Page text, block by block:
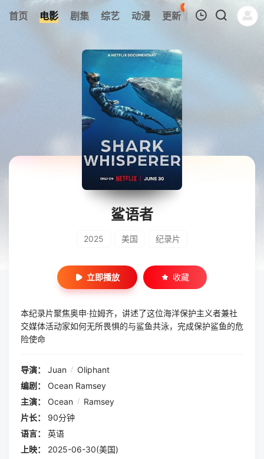
首页 电影 剧集 综艺 动漫 更新
65
热榜 APP
暂无观看影片的记录
鲨语者
2025 美国 纪录片
立即播放 收藏
本纪录片聚焦奥申·拉姆齐，讲述了这位海洋保护主义者兼社
交媒体活动家如何无所畏惧的与鲨鱼共泳，完成保护鲨鱼的危
险使命
导演： Juan / Oliphant
编剧：
Ocean Ramsey
主演：
Ocean / Ramsey
片长：
90分钟
语言：
英语
上映：
2025-06-30(美国)